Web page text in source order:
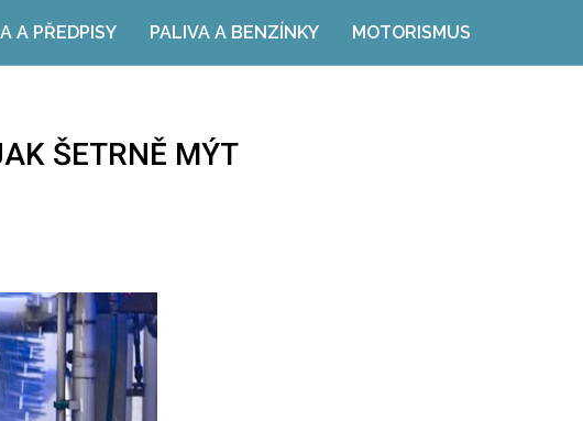
A PŘEDPISY PALIVA A BENZÍNKY MOTORISMUS
ŠETRNĚ MÝT